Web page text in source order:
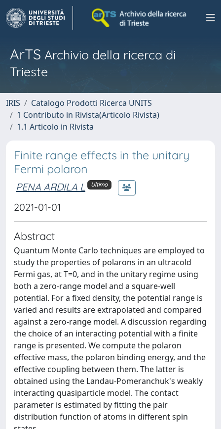
ArTS Archivio della ricerca di
Trieste
IRIS
Catalogo Prodotti Ricerca UNITS
1 Contributo in Rivista(Articolo Rivista)
1.1 Articolo in Rivista
Finite range effects in the unitary
Fermi polaron
PENA ARDILA L Ultimo
2021-01-01
Abstract
Quantum Monte Carlo techniques are employed to
study the properties of polarons in an ultracold
Fermi gas, at T=0, and in the unitary regime using
both a zero-range model and a square-well
potential. For a fixed density, the potential range is
varied and results are extrapolated and compared
against a zero-range model. A discussion regarding
the choice of an interacting potential with a finite
range is presented. We compute the polaron
effective mass, the polaron binding energy, and the
effective coupling between them. The latter is
obtained using the Landau-Pomeranchuk's weakly
interacting quasiparticle model. The contact
parameter is estimated by fitting the pair
distribution function of atoms in different spin